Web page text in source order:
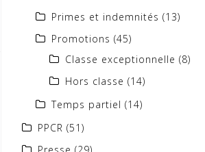
Primes et indemnités (13)
Promotions (45)
Classe exceptionnelle (8)
Hors classe (14)
Temps partiel (14)
PPCR (51)